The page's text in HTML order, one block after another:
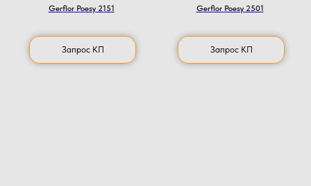
Gerflor Poesy 2151
Запрос КП
Gerflor Poesy 2501
Запрос КП